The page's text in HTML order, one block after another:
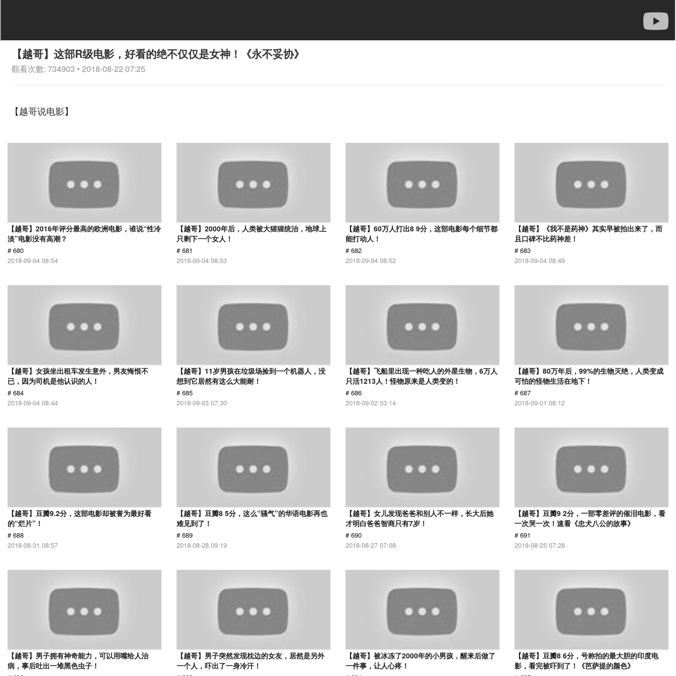
【越哥】这部R级电影，好看的绝不仅仅是女神！《永不妥协》
觀看次數: 734903 • 2018-08-22 07:25
【越哥说电影】
【越哥】2016年评分最高的欧洲电影，谁说“性冷
淡”电影没有高潮？
# 680
2018-09-04 08:54
【越哥】2000年后，人类被大猩猩统治，地球上
只剩下一个女人！
# 681
2018-09-04 08:53
【越哥】60万人打出8 9分，这部电影每个细节都
能打动人！
# 682
2018-09-04 08:52
【越哥】《我不是药神》其实早被拍出来了，而
且口碑不比药神差！
# 683
2018-09-04 08:49
【越哥】女孩坐出租车发生意外，男友悔恨不
已，因为司机是他认识的人！
# 684
2018-09-04 08:44
【越哥】11岁男孩在垃圾场捡到一个机器人，没
想到它居然有这么大能耐！
# 685
2018-09-03 07:30
【越哥】飞船里出现一种吃人的外星生物，6万人
只活1213人！怪物原来是人类变的！
# 686
2018-09-02 03:14
【越哥】80万年后，99%的生物灭绝，人类变成
可怕的怪物生活在地下！
# 687
2018-09-01 08:12
【越哥】豆瓣9.2分，这部电影却被誉为最好看
的“烂片”！
# 688
2018-08-31 08:57
【越哥】豆瓣8 5分，这么“骚气”的华语电影再也
难见到了！
# 689
2018-08-28 09:19
【越哥】女儿发现爸爸和别人不一样，长大后她
才明白爸爸智商只有7岁！
# 690
2018-08-27 07:08
【越哥】豆瓣9 2分，一部零差评的催泪电影，看
一次哭一次！速看《忠犬八公的故事》
# 691
2018-08-25 07:28
【越哥】男子拥有神奇能力，可以用嘴给人治
病，事后吐出一堆黑色虫子！
【越哥】男子突然发现枕边的女友，居然是另外
一个人，吓出了一身冷汗！
【越哥】被冰冻了2000年的小男孩，醒来后做了
一件事，让人心疼！
【越哥】豆瓣8 6分，号称拍的最大胆的印度电
影，看完被吓到了！《芭萨提的颜色》